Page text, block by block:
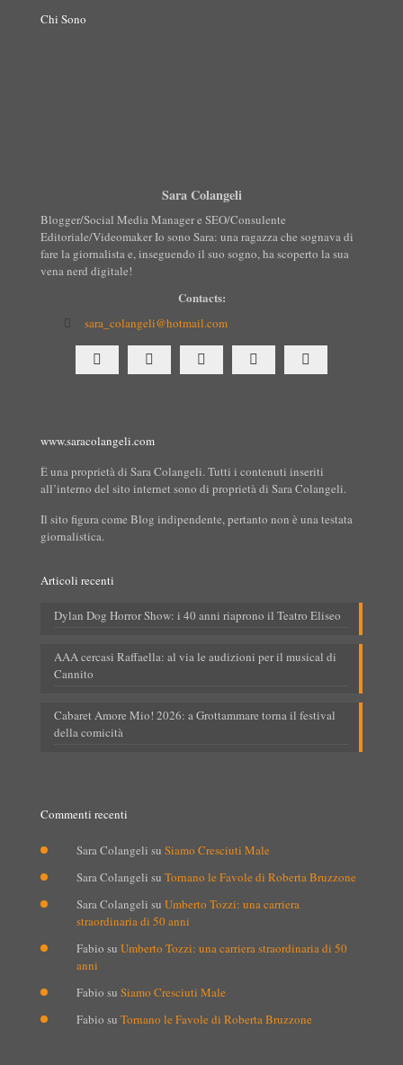
Chi Sono
Sara Colangeli
Blogger/Social Media Manager e SEO/Consulente
Editoriale/Videomaker Io sono Sara: una ragazza che sognava di
fare la giornalista e, inseguendo il suo sogno, ha scoperto la sua
vena nerd digitale!
Contacts:
sara_colangeli@hotmail.com
www.saracolangeli.com
È una proprietà di Sara Colangeli. Tutti i contenuti inseriti
all’interno del sito internet sono di proprietà di Sara Colangeli.
Il sito figura come Blog indipendente, pertanto non è una testata
giornalistica.
Articoli recenti
Dylan Dog Horror Show: i 40 anni riaprono il Teatro Eliseo
AAA cercasi Raffaella: al via le audizioni per il musical di
Cannito
Cabaret Amore Mio! 2026: a Grottammare torna il festival
della comicità
Commenti recenti
Sara Colangeli su Siamo Cresciuti Male
Sara Colangeli su Tornano le Favole di Roberta Bruzzone
Sara Colangeli su Umberto Tozzi: una carriera
straordinaria di 50 anni
Fabio su Umberto Tozzi: una carriera straordinaria di 50
anni
Fabio su Siamo Cresciuti Male
Fabio su Tornano le Favole di Roberta Bruzzone